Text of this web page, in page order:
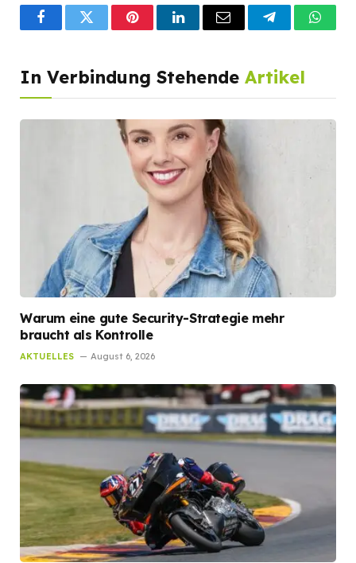
FacebookTwitterPinterestLinkedInEmail Telegram
In Verbindung Stehende Artikel
Warum eine gute Security-Strategie mehr
braucht als Kontrolle
AKTUELLES August 6, 2026